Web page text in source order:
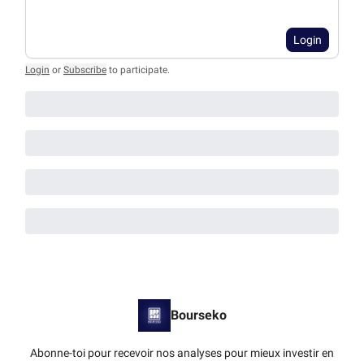
Login
Login or Subscribe to participate.
Bourseko
Abonne-toi pour recevoir nos analyses pour mieux investir en